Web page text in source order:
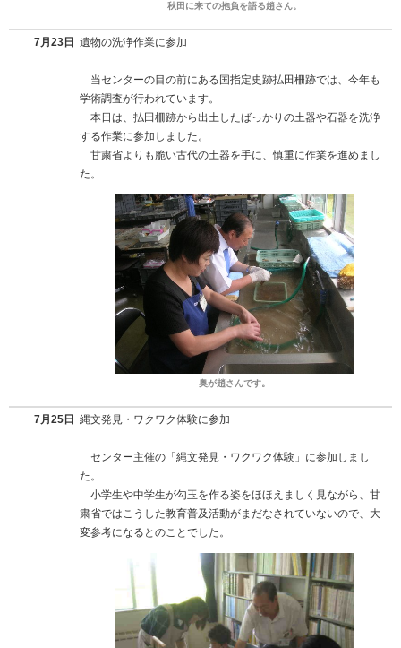
秋田に来ての抱負を語る趙さん。
7月23日 遺物の洗浄作業に参加
当センターの目の前にある国指定史跡払田柵跡では、今年も
学術調査が行われています。
本日は、払田柵跡から出土したばっかりの土器や石器を洗浄
する作業に参加しました。
甘粛省よりも脆い古代の土器を手に、慎重に作業を進めまし
た。
奥が趙さんです。
7月25日 縄文発見・ワクワク体験に参加
センター主催の「縄文発見・ワクワク体験」に参加しまし
た。
小学生や中学生が勾玉を作る姿をほほえましく見ながら、甘
粛省ではこうした教育普及活動がまだなされていないので、大
変参考になるとのことでした。